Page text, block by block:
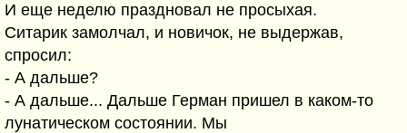
И еще неделю праздновал не просыхая.
Ситарик замолчал, и новичок, не выдержав,
спросил:
- А дальше?
- А дальше... Дальше Герман пришел в каком-то
лунатическом состоянии. Мы